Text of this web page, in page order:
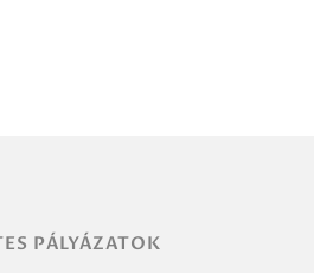
PÁLYÁZATOK